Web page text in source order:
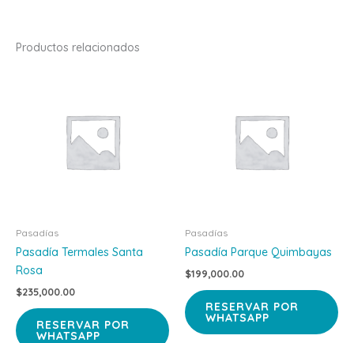
Productos relacionados
Pasadías
Pasadía Termales Santa
Rosa
$235,000.00
RESERVAR POR
WHATSAPP
Pasadías
Pasadía Parque Quimbayas
$199,000.00
RESERVAR POR
WHATSAPP